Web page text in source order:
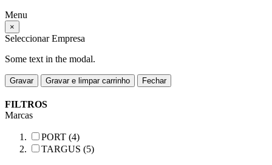
Menu
×
Seleccionar Empresa
Some text in the modal.
Gravar Gravar e limpar carrinho Fechar
FILTROS
Marcas
PORT (4)
TARGUS (5)